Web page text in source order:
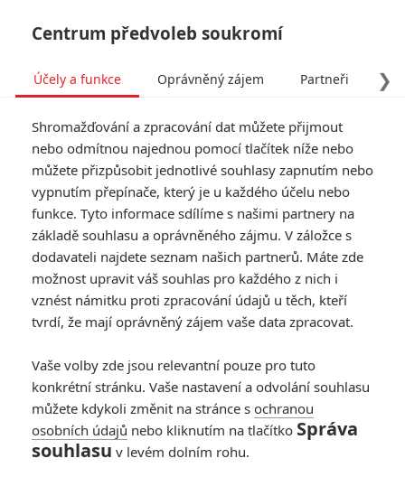
Addamsova
rodina 2
Addamsovi se vrací! Pochmurní,
depresivní a morbidní. Ta
nepodivnější rodinka na světě.
přírustkem. Morticii se narodí
malý Adams. Dvě starší děti ho
však nenávidí a žárlí na něho.
Vezmou si do hlavy
Addamsovské úsloví, že když se
Centrum předvoleb soukromí
❯
Účely a funkce Oprávněný zájem Partneři
Shromažďování a zpracování dat můžete přijmout
nebo odmítnou najednou pomocí tlačítek níže nebo
můžete přizpůsobit jednotlivé souhlasy zapnutím nebo
vypnutím přepínače, který je u každého účelu nebo
funkce. Tyto informace sdílíme s našimi partnery na
základě souhlasu a oprávněného zájmu. V záložce s
dodavateli najdete seznam našich partnerů. Máte zde
možnost upravit váš souhlas pro každého z nich i
vznést námitku proti zpracování údajů u těch, kteří
tvrdí, že mají oprávněný zájem vaše data zpracovat.
Vaše volby zde jsou relevantní pouze pro tuto
konkrétní stránku. Vaše nastavení a odvolání souhlasu
můžete kdykoli změnit na stránce s ochranou
osobních údajů nebo kliknutím na tlačítko Správa
souhlasu v levém dolním rohu.